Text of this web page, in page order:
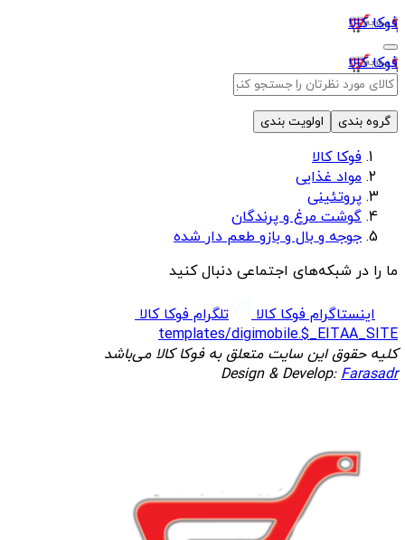
فوکا کالا
فوکا کالا
گروه بندی اولویت بندی
فوکا کالا
مواد غذایی
پروتئینی
گوشت مرغ و پرندگان
جوجه و بال و بازو طعم دار شده
ما را در شبکه‌های اجتماعی دنبال کنید
اینستاگرام فوکا کالا
تلگرام فوکا کالا
templates/digimobile.$_EITAA_SITE
کلیه حقوق این سایت متعلق به فوکا کالا می‌باشد
Design & Develop:Farasadr